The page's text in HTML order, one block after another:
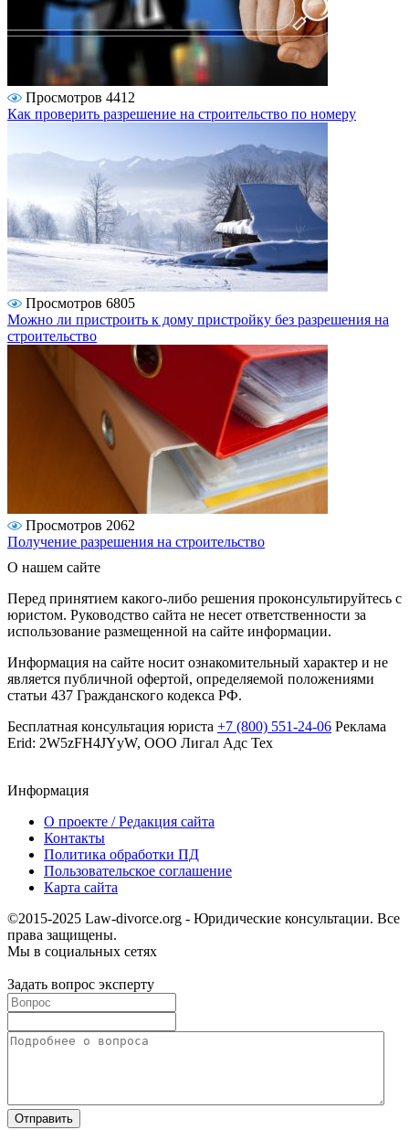
Просмотров 4412
Как проверить разрешение на строительство по номеру
Просмотров 6805
Можно ли пристроить к дому пристройку без разрешения на
строительство
Просмотров 2062
Получение разрешения на строительство
О нашем сайте
Перед принятием какого-либо решения проконсультируйтесь с
юристом. Руководство сайта не несет ответственности за
использование размещенной на сайте информации.
Информация на сайте носит ознакомительный характер и не
является публичной офертой, определяемой положениями
статьи 437 Гражданского кодекса РФ.
Бесплатная консультация юриста +7 (800) 551-24-06 Реклама
Erid: 2W5zFH4JYyW, ООО Лигал Адс Тех
Информация
О проекте / Редакция сайта
Контакты
Политика обработки ПД
Пользовательское соглашение
Карта сайта
©2015-2025 Law-divorce.org - Юридические консультации. Все
права защищены.
Мы в социальных сетях
Задать вопрос эксперту